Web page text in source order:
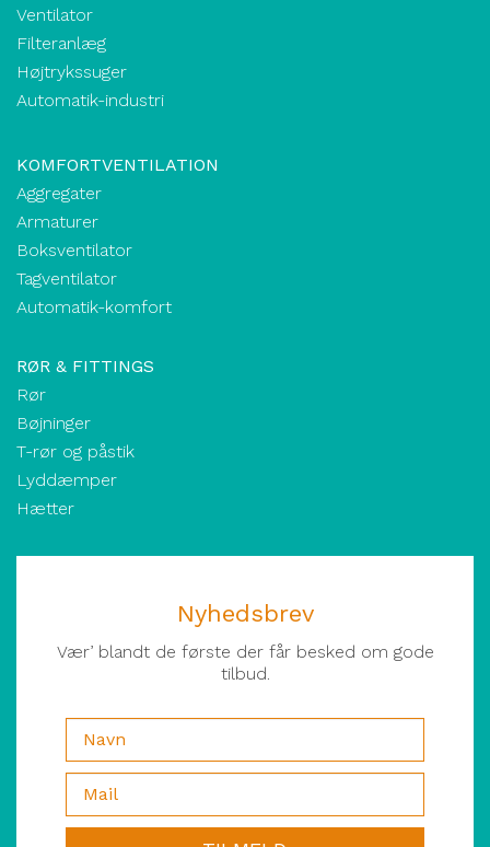
Ventilator
Filteranlæg
Højtrykssuger
Automatik-industri
KOMFORTVENTILATION
Aggregater
Armaturer
Boksventilator
Tagventilator
Automatik-komfort
RØR & FITTINGS
Rør
Bøjninger
T-rør og påstik
Lyddæmper
Hætter
Nyhedsbrev
Vær’ blandt de første der får besked om gode
tilbud.